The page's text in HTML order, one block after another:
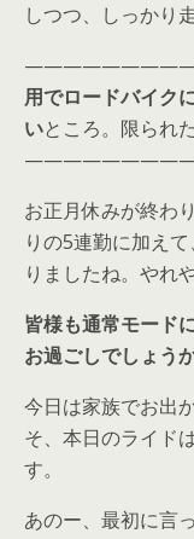
しつつ、しっかり
——————————
用でロードバイク
いところ。限られ
お正月休みが終わ
りの5連勤に加え
りましたね。やれや
皆様も通常モード
お過ごしでしょうか
今日は家族でお出
そ、本日のライド
す。
あのー、最初に言